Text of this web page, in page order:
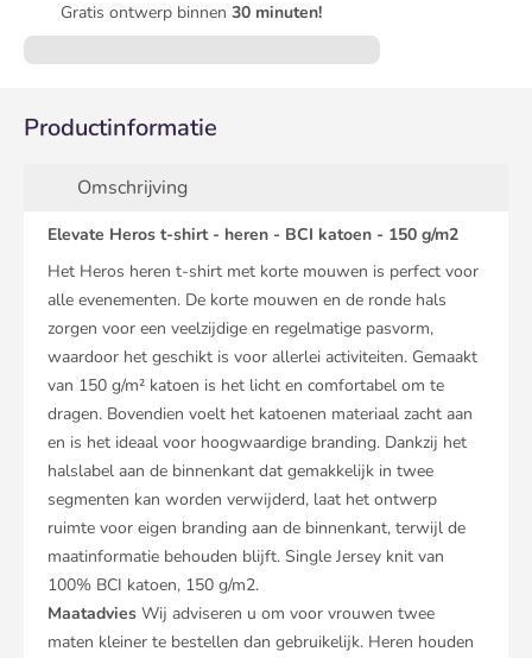
Gratis ontwerp binnen 30 minuten!
Productinformatie
Omschrijving
Elevate Heros t-shirt - heren - BCI katoen - 150 g/m2
Het Heros heren t-shirt met korte mouwen is perfect voor
alle evenementen. De korte mouwen en de ronde hals
zorgen voor een veelzijdige en regelmatige pasvorm,
waardoor het geschikt is voor allerlei activiteiten. Gemaakt
van 150 g/m² katoen is het licht en comfortabel om te
dragen. Bovendien voelt het katoenen materiaal zacht aan
en is het ideaal voor hoogwaardige branding. Dankzij het
halslabel aan de binnenkant dat gemakkelijk in twee
segmenten kan worden verwijderd, laat het ontwerp
ruimte voor eigen branding aan de binnenkant, terwijl de
maatinformatie behouden blijft. Single Jersey knit van
100% BCI katoen, 150 g/m2.
Maatadvies Wij adviseren u om voor vrouwen twee
maten kleiner te bestellen dan gebruikelijk. Heren houden